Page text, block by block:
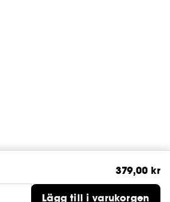
379,00 kr
Lägg till i varukorgen